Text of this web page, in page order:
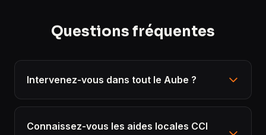
Questions fréquentes
Intervenez-vous dans tout le Aube ?
Connaissez-vous les aides locales CCI